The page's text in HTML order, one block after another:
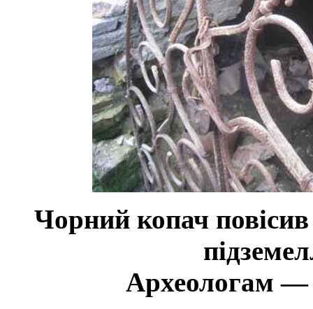
Чорний копач
Археологам —